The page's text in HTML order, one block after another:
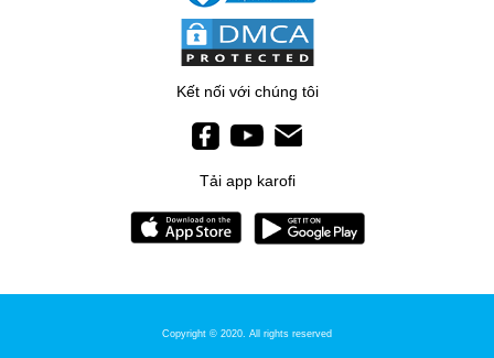
Kết nối với chúng tôi
Tải app karofi
Copyright © 2020. All rights reserved